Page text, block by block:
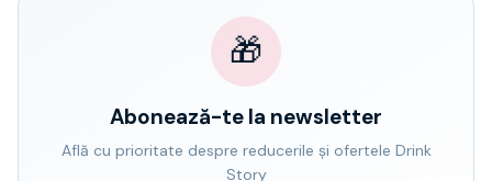
🎁
Abonează-te la newsletter
Află cu prioritate despre reducerile și ofertele Drink
Story